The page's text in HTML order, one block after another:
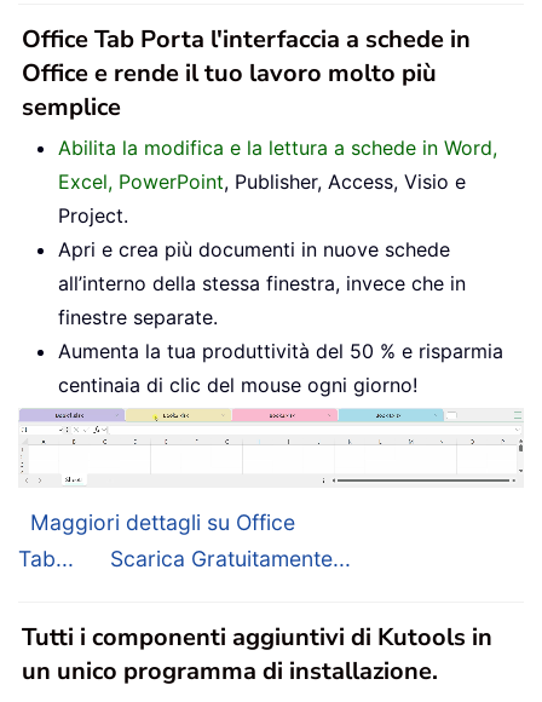
Office Tab Porta l'interfaccia a schede in
Office e rende il tuo lavoro molto più
semplice
Abilita la modifica e la lettura a schede in Word,
Excel, PowerPoint, Publisher, Access, Visio e
Project.
Apri e crea più documenti in nuove schede
all’interno della stessa finestra, invece che in
finestre separate.
Aumenta la tua produttività del 50 % e risparmia
centinaia di clic del mouse ogni giorno!
Maggiori dettagli su Office
Tab...
Scarica Gratuitamente...
Tutti i componenti aggiuntivi di Kutools in
un unico programma di installazione.